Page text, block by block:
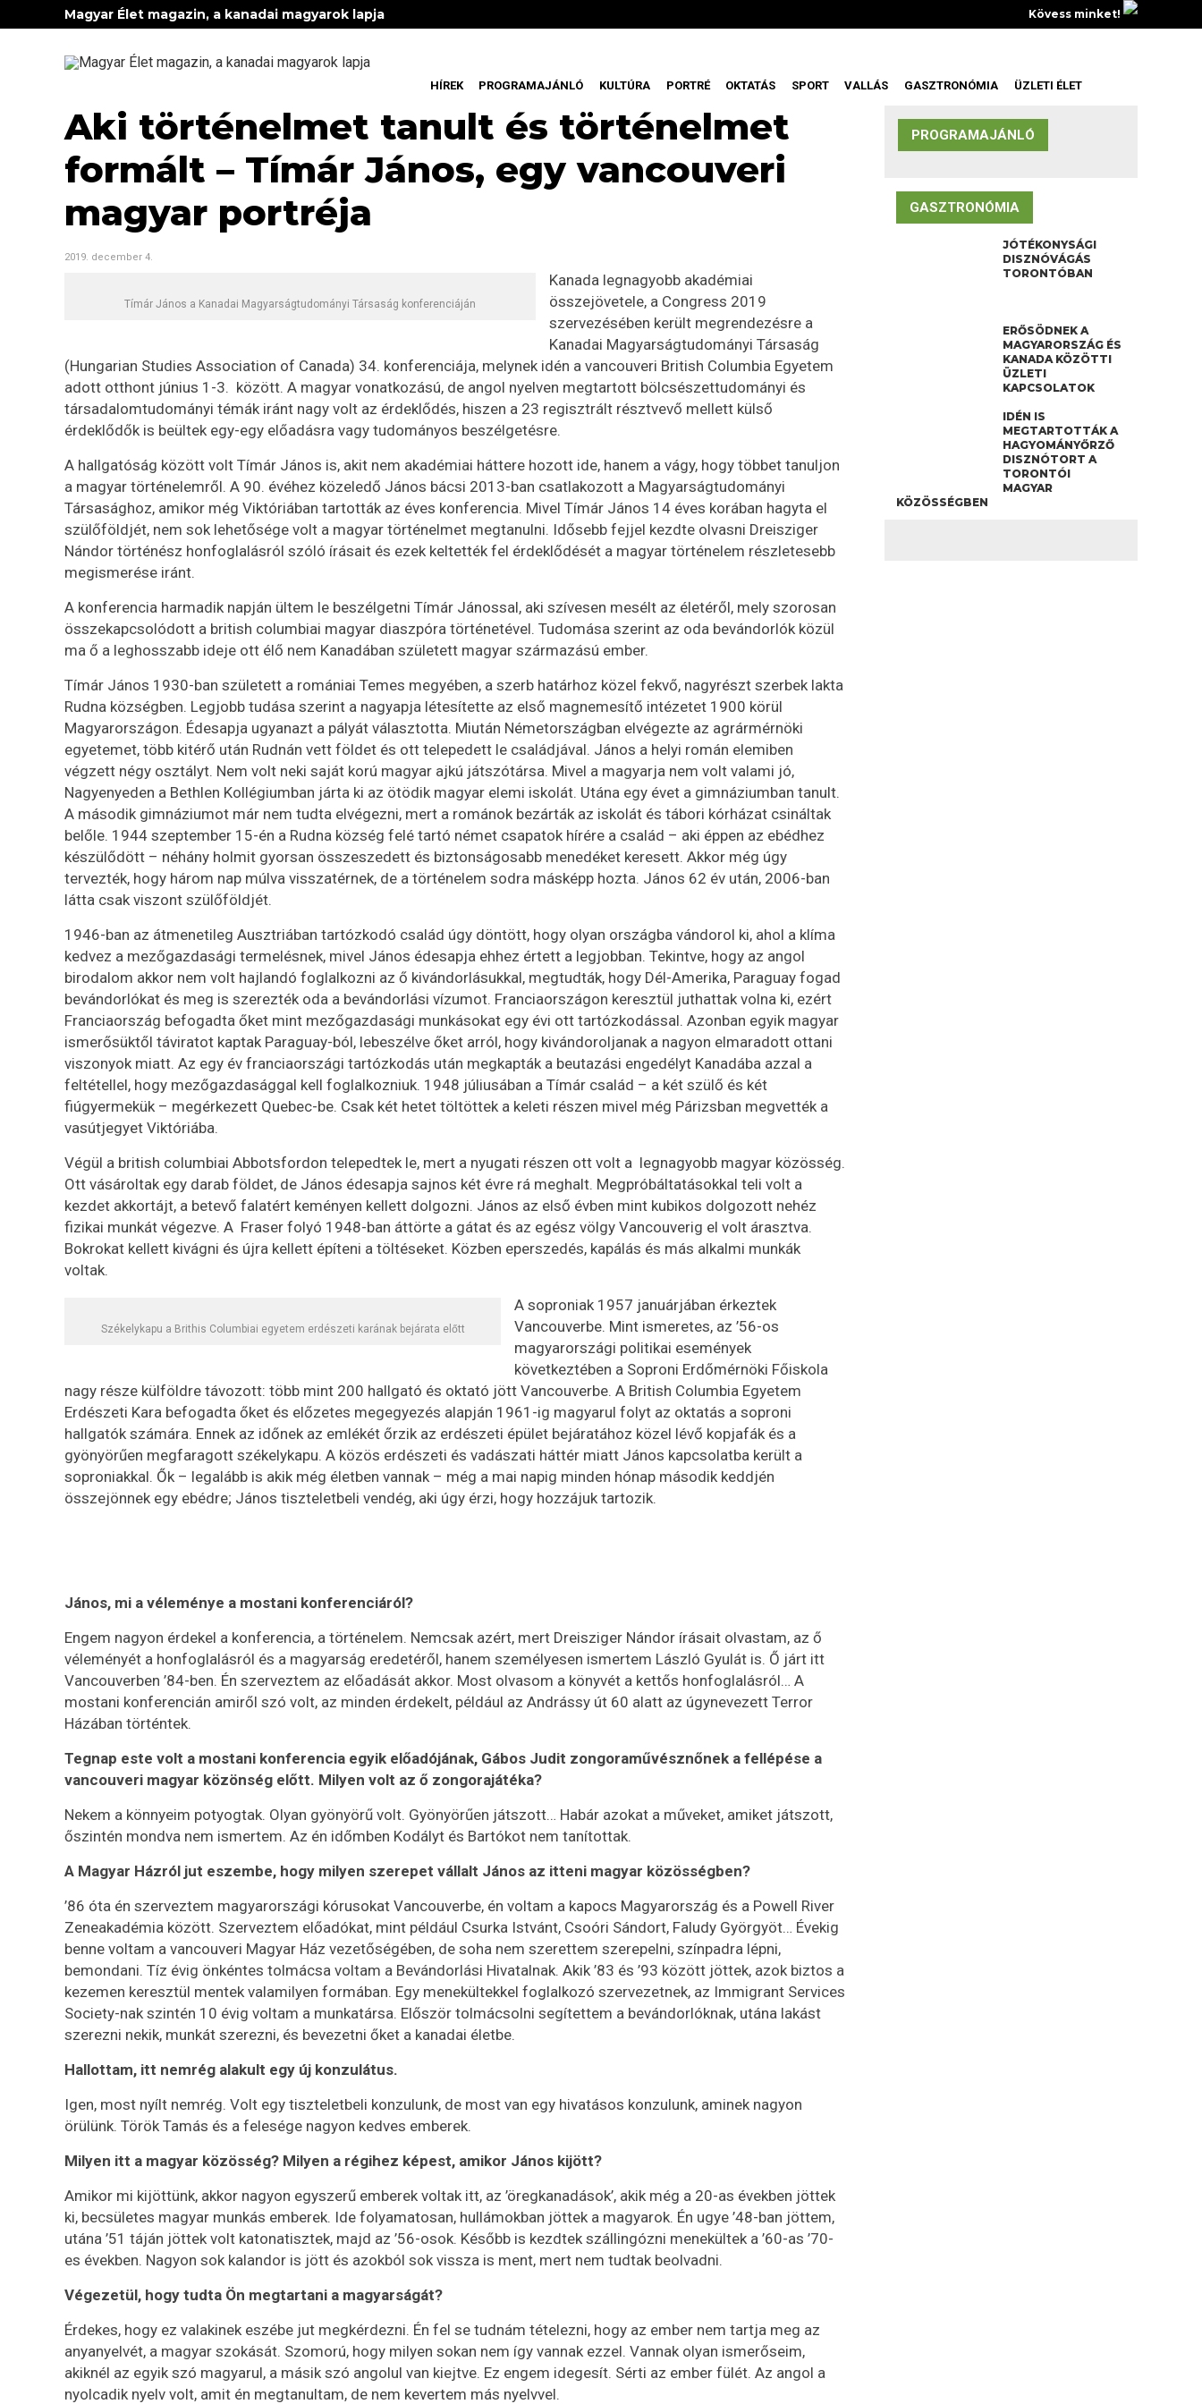
Magyar Élet magazin, a kanadai magyarok lapja Kövess minket!
HÍREK PROGRAMAJÁNLÓ KULTÚRA PORTRÉ OKTATÁS SPORT VALLÁS GASZTRONÓMIA ÜZLETI ÉLET
Aki történelmet tanult és történelmet
formált – Tímár János, egy vancouveri
magyar portréja
2019. december 4.
Tímár János a Kanadai Magyarságtudományi Társaság konferenciáján
Kanada legnagyobb akadémiai
összejövetele, a Congress 2019
szervezésében került megrendezésre a
Kanadai Magyarságtudományi Társaság
(Hungarian Studies Association of Canada) 34. konferenciája, melynek idén a vancouveri British Columbia Egyetem
adott otthont június 1-3. között. A magyar vonatkozású, de angol nyelven megtartott bölcsészettudományi és
társadalomtudományi témák iránt nagy volt az érdeklődés, hiszen a 23 regisztrált résztvevő mellett külső
érdeklődők is beültek egy-egy előadásra vagy tudományos beszélgetésre.
A hallgatóság között volt Tímár János is, akit nem akadémiai háttere hozott ide, hanem a vágy, hogy többet tanuljon
a magyar történelemről. A 90. évéhez közeledő János bácsi 2013-ban csatlakozott a Magyarságtudományi
Társasághoz, amikor még Viktóriában tartották az éves konferencia. Mivel Tímár János 14 éves korában hagyta el
szülőföldjét, nem sok lehetősége volt a magyar történelmet megtanulni. Idősebb fejjel kezdte olvasni Dreisziger
Nándor történész honfoglalásról szóló írásait és ezek keltették fel érdeklődését a magyar történelem részletesebb
megismerése iránt.
A konferencia harmadik napján ültem le beszélgetni Tímár Jánossal, aki szívesen mesélt az életéről, mely szorosan
összekapcsolódott a british columbiai magyar diaszpóra történetével. Tudomása szerint az oda bevándorlók közül
ma ő a leghosszabb ideje ott élő nem Kanadában született magyar származású ember.
Tímár János 1930-ban született a romániai Temes megyében, a szerb határhoz közel fekvő, nagyrészt szerbek lakta
Rudna községben. Legjobb tudása szerint a nagyapja létesítette az első magnemesítő intézetet 1900 körül
Magyarországon. Édesapja ugyanazt a pályát választotta. Miután Németországban elvégezte az agrármérnöki
egyetemet, több kitérő után Rudnán vett földet és ott telepedett le családjával. János a helyi román elemiben
végzett négy osztályt. Nem volt neki saját korú magyar ajkú játszótársa. Mivel a magyarja nem volt valami jó,
Nagyenyeden a Bethlen Kollégiumban járta ki az ötödik magyar elemi iskolát. Utána egy évet a gimnáziumban tanult.
A második gimnáziumot már nem tudta elvégezni, mert a románok bezárták az iskolát és tábori kórházat csináltak
belőle. 1944 szeptember 15-én a Rudna község felé tartó német csapatok hírére a család – aki éppen az ebédhez
készülődött – néhány holmit gyorsan összeszedett és biztonságosabb menedéket keresett. Akkor még úgy
tervezték, hogy három nap múlva visszatérnek, de a történelem sodra másképp hozta. János 62 év után, 2006-ban
látta csak viszont szülőföldjét.
1946-ban az átmenetileg Ausztriában tartózkodó család úgy döntött, hogy olyan országba vándorol ki, ahol a klíma
kedvez a mezőgazdasági termelésnek, mivel János édesapja ehhez értett a legjobban. Tekintve, hogy az angol
birodalom akkor nem volt hajlandó foglalkozni az ő kivándorlásukkal, megtudták, hogy Dél-Amerika, Paraguay fogad
bevándorlókat és meg is szerezték oda a bevándorlási vízumot. Franciaországon keresztül juthattak volna ki, ezért
Franciaország befogadta őket mint mezőgazdasági munkásokat egy évi ott tartózkodással. Azonban egyik magyar
ismerősüktől táviratot kaptak Paraguay-ból, lebeszélve őket arról, hogy kivándoroljanak a nagyon elmaradott ottani
viszonyok miatt. Az egy év franciaországi tartózkodás után megkapták a beutazási engedélyt Kanadába azzal a
feltétellel, hogy mezőgazdasággal kell foglalkozniuk. 1948 júliusában a Tímár család – a két szülő és két
fiúgyermekük – megérkezett Quebec-be. Csak két hetet töltöttek a keleti részen mivel még Párizsban megvették a
vasútjegyet Viktóriába.
Végül a british columbiai Abbotsfordon telepedtek le, mert a nyugati részen ott volt a legnagyobb magyar közösség.
Ott vásároltak egy darab földet, de János édesapja sajnos két évre rá meghalt. Megpróbáltatásokkal teli volt a
kezdet akkortájt, a betevő falatért keményen kellett dolgozni. János az első évben mint kubikos dolgozott nehéz
fizikai munkát végezve. A Fraser folyó 1948-ban áttörte a gátat és az egész völgy Vancouverig el volt árasztva.
Bokrokat kellett kivágni és újra kellett építeni a töltéseket. Közben eperszedés, kapálás és más alkalmi munkák
voltak.
Székelykapu a Brithis Columbiai egyetem erdészeti karának bejárata előtt
A soproniak 1957 januárjában érkeztek
Vancouverbe. Mint ismeretes, az ’56-os
magyarországi politikai események
következtében a Soproni Erdőmérnöki Főiskola
nagy része külföldre távozott: több mint 200 hallgató és oktató jött Vancouverbe. A British Columbia Egyetem
Erdészeti Kara befogadta őket és előzetes megegyezés alapján 1961-ig magyarul folyt az oktatás a soproni
hallgatók számára. Ennek az időnek az emlékét őrzik az erdészeti épület bejáratához közel lévő kopjafák és a
gyönyörűen megfaragott székelykapu. A közös erdészeti és vadászati háttér miatt János kapcsolatba került a
soproniakkal. Ők – legalább is akik még életben vannak – még a mai napig minden hónap második keddjén
összejönnek egy ebédre; János tiszteletbeli vendég, aki úgy érzi, hogy hozzájuk tartozik.
János, mi a véleménye a mostani konferenciáról?
Engem nagyon érdekel a konferencia, a történelem. Nemcsak azért, mert Dreisziger Nándor írásait olvastam, az ő
véleményét a honfoglalásról és a magyarság eredetéről, hanem személyesen ismertem László Gyulát is. Ő járt itt
Vancouverben ’84-ben. Én szerveztem az előadását akkor. Most olvasom a könyvét a kettős honfoglalásról… A
mostani konferencián amiről szó volt, az minden érdekelt, például az Andrássy út 60 alatt az úgynevezett Terror
Házában történtek.
Tegnap este volt a mostani konferencia egyik előadójának, Gábos Judit zongoraművésznőnek a fellépése a
vancouveri magyar közönség előtt. Milyen volt az ő zongorajátéka?
Nekem a könnyeim potyogtak. Olyan gyönyörű volt. Gyönyörűen játszott… Habár azokat a műveket, amiket játszott,
őszintén mondva nem ismertem. Az én időmben Kodályt és Bartókot nem tanítottak.
A Magyar Házról jut eszembe, hogy milyen szerepet vállalt János az itteni magyar közösségben?
’86 óta én szerveztem magyarországi kórusokat Vancouverbe, én voltam a kapocs Magyarország és a Powell River
Zeneakadémia között. Szerveztem előadókat, mint például Csurka Istvánt, Csoóri Sándort, Faludy Györgyöt… Évekig
benne voltam a vancouveri Magyar Ház vezetőségében, de soha nem szerettem szerepelni, színpadra lépni,
bemondani. Tíz évig önkéntes tolmácsa voltam a Bevándorlási Hivatalnak. Akik ’83 és ’93 között jöttek, azok biztos a
kezemen keresztül mentek valamilyen formában. Egy menekültekkel foglalkozó szervezetnek, az Immigrant Services
Society-nak szintén 10 évig voltam a munkatársa. Először tolmácsolni segítettem a bevándorlóknak, utána lakást
szerezni nekik, munkát szerezni, és bevezetni őket a kanadai életbe.
Hallottam, itt nemrég alakult egy új konzulátus.
Igen, most nyílt nemrég. Volt egy tiszteletbeli konzulunk, de most van egy hivatásos konzulunk, aminek nagyon
örülünk. Török Tamás és a felesége nagyon kedves emberek.
Milyen itt a magyar közösség? Milyen a régihez képest, amikor János kijött?
Amikor mi kijöttünk, akkor nagyon egyszerű emberek voltak itt, az ’öregkanadások’, akik még a 20-as években jöttek
ki, becsületes magyar munkás emberek. Ide folyamatosan, hullámokban jöttek a magyarok. Én ugye ’48-ban jöttem,
utána ’51 táján jöttek volt katonatisztek, majd az ’56-osok. Később is kezdtek szállingózni menekültek a ’60-as ’70-
es években. Nagyon sok kalandor is jött és azokból sok vissza is ment, mert nem tudtak beolvadni.
Végezetül, hogy tudta Ön megtartani a magyarságát?
Érdekes, hogy ez valakinek eszébe jut megkérdezni. Én fel se tudnám tételezni, hogy az ember nem tartja meg az
anyanyelvét, a magyar szokását. Szomorú, hogy milyen sokan nem így vannak ezzel. Vannak olyan ismerőseim,
akiknél az egyik szó magyarul, a másik szó angolul van kiejtve. Ez engem idegesít. Sérti az ember fülét. Az angol a
nyolcadik nyelv volt, amit én megtanultam, de nem kevertem más nyelvvel.
PROGRAMAJÁNLÓ
GASZTRONÓMIA
JÓTÉKONYSÁGI
DISZNÓVÁGÁS
TORONTÓBAN
ERŐSÖDNEK A
MAGYARORSZÁG ÉS
KANADA KÖZÖTTI
ÜZLETI
KAPCSOLATOK
IDÉN IS
MEGTARTOTTÁK A
HAGYOMÁNYŐRZŐ
DISZNÓTORT A
TORONTÓI
MAGYAR
KÖZÖSSÉGBEN